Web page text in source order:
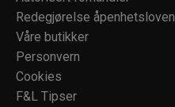
Redegjørelse åpenhetsloven
Våre butikker
Personvern
Cookies
F&L Tipser